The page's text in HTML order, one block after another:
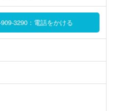
3290：電話をかける